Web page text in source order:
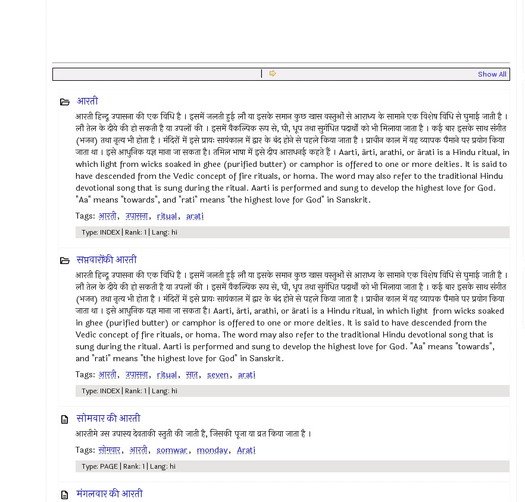
Show All
आरती
आरती हिन्दू उपासना की एक विधि है । इसमें जलती हुई लौ या इसके समान कुछ खास वस्तुओं से आराध्य के सामाने एक विशेष विधि से घुमाई जाती है ।
लौ तेल के दीये की हो सकती है या उपलों की । इसमें वैकल्पिक रूप से, घी, धूप तथा सुगंधित पदार्थों को भी मिलाया जाता है । कई बार इसके साथ संगीत
(भजन) तथा नृत्य भी होता है । मंदिरों में इसे प्रायः सायंकाल में द्वार के बंद होने से पहले किया जाता है । प्राचीन काल में यह व्यापक पैमाने पर प्रयोग किया
जाता था । इसे आधुनिक यज्ञ माना जा सकता है। तमिल भाषा में इसे दीप आराधनई कहते हैं । Aarti, ãrti, arathi, or ãrati is a Hindu ritual, in
which light from wicks soaked in ghee (purified butter) or camphor is offered to one or more deities. It is said to
have descended from the Vedic concept of fire rituals, or homa. The word may also refer to the traditional Hindu
devotional song that is sung during the ritual. Aarti is performed and sung to develop the highest love for God.
"Aa" means "towards", and "rati" means "the highest love for God" in Sanskrit.
Tags: आरती, उपासना, ritual, arati
Type: INDEX | Rank: 1 | Lang: hi
सप्तवारोंकी आरती
आरती हिन्दू उपासना की एक विधि है । इसमें जलती हुई लौ या इसके समान कुछ खास वस्तुओं से आराध्य के सामाने एक विशेष विधि से घुमाई जाती है ।
लौ तेल के दीये की हो सकती है या उपलों की । इसमें वैकल्पिक रूप से, घी, धूप तथा सुगंधित पदार्थों को भी मिलाया जाता है । कई बार इसके साथ संगीत
(भजन) तथा नृत्य भी होता है । मंदिरों में इसे प्रायः सायंकाल में द्वार के बंद होने से पहले किया जाता है । प्राचीन काल में यह व्यापक पैमाने पर प्रयोग किया
जाता था । इसे आधुनिक यज्ञ माना जा सकता है। Aarti, ãrti, arathi, or ãrati is a Hindu ritual, in which light from wicks soaked
in ghee (purified butter) or camphor is offered to one or more deities. It is said to have descended from the
Vedic concept of fire rituals, or homa. The word may also refer to the traditional Hindu devotional song that is
sung during the ritual. Aarti is performed and sung to develop the highest love for God. "Aa" means "towards",
and "rati" means "the highest love for God" in Sanskrit.
Tags: आरती, उपासना, ritual, सात, seven, arati
Type: INDEX | Rank: 1 | Lang: hi
सोमवार की आरती
आरतीमे उस उपास्य देवताकी स्तुती की जाती है, जिसकी पूजा या व्रत किया जाता है ।
Tags: सोमवार, आरती, somwar, monday, Arati
Type: PAGE | Rank: 1 | Lang: hi
मंगलवार की आरती